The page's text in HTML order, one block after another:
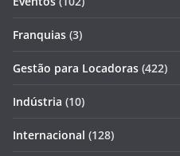
Franquias (3)
Gestão para Locadoras (422)
Indústria (10)
Internacional (128)